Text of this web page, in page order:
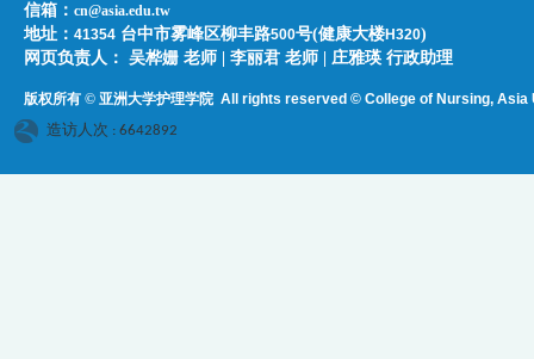
信箱：cn@asia.edu.tw
地址：41354 台中市雾峰区柳丰路500号(健康大楼H320)
网页负责人：​​​ ​吴桦姗 老师 | 李丽君 老师 | 庄雅瑛 行政助理
版权所有 © 亚洲大学护理学院All rights reserved © College of Nursing, Asia
造访人次 : 6642892